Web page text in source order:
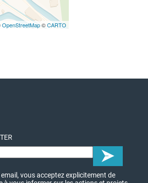
OpenStreetMap©CARTO
vous acceptez explicitement de